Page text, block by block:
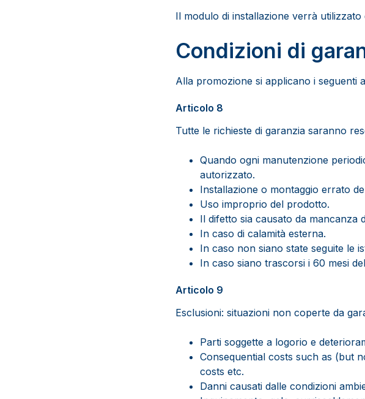
Il modulo di installazione verrà
Condizioni di
Alla promozione si applicano i seguenti
Articolo 8
Tutte le richieste di garanzia saranno
Quando ogni manutenzione
autorizzato.
Installazione o montaggio errato
Uso improprio del prodotto.
Il difetto sia causato da
In caso di calamità esterna.
In caso non siano state seguite le
In caso siano trascorsi i 60 mesi
Articolo 9
Esclusioni: situazioni non coperte da
Parti soggette a logorio e
Consequential costs such as (but
costs etc.
Danni causati dalle condizioni